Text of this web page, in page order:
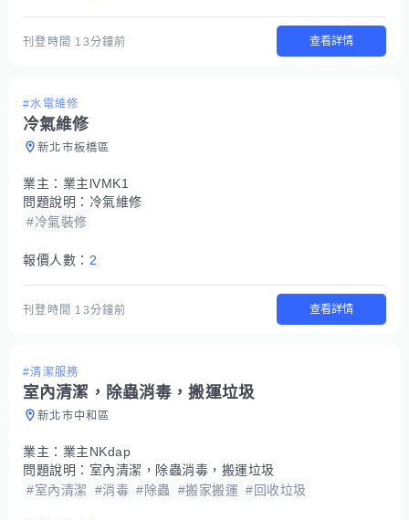
刊登時間 13分鐘前 查看詳情
#水電維修
冷氣維修
新北市板橋區
業主： 業主lVMK1
問題說明： 冷氣維修
#冷氣裝修
報價人數： 2
刊登時間 13分鐘前 查看詳情
#清潔服務
室內清潔，除蟲消毒，搬運垃圾
新北市中和區
業主： 業主NKdap
問題說明： 室內清潔，除蟲消毒，搬運垃圾
#室內清潔
#消毒 #除蟲 #搬家搬運 #回收垃圾